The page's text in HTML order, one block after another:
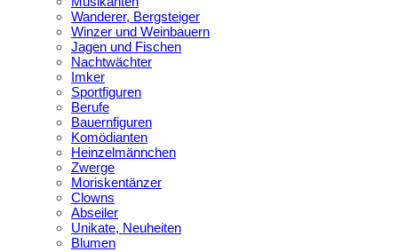
Wanderer, Bergsteiger
Winzer und Weinbauern
Jagen und Fischen
Nachtwächter
Imker
Sportfiguren
Berufe
Bauernfiguren
Komödianten
Heinzelmännchen
Zwerge
Moriskentänzer
Clowns
Abseiler
Unikate, Neuheiten
Blumen